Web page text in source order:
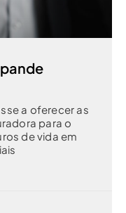
a oferecer as
para o
de vida em